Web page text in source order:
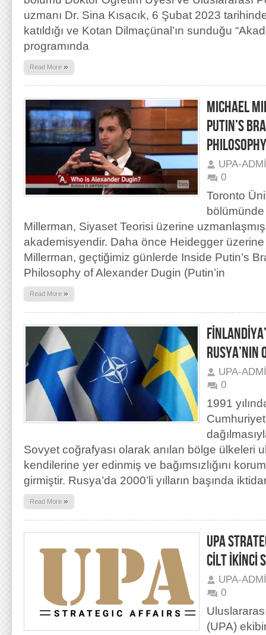
uzmanı Dr. Sina Kısacık, 6 Şubat 2023
katıldığı ve Kotan Dilmaçünal’ın sunduğu
programında
Read More »
MICHAEL
PUTIN’S
UPA-
0
Toronto
Millerman, Siyaset Teorisi üzerine
akademisyendir. Daha önce Heidegger
Millerman, geçtiğimiz günlerde Inside Putin’s
Philosophy of Alexander Dugin (Putin’in
Read More »
RUSYA’NIN
UPA-
0
1991
Sovyet coğrafyası olarak anılan bölge ülkeleri
kendilerine yer edinmiş ve bağımsızlığını
girmiştir. Rusya’da 2000’li yılların başında
Read More »
UPA
CİLT İKİNCİ
UPA-
0
(UPA)